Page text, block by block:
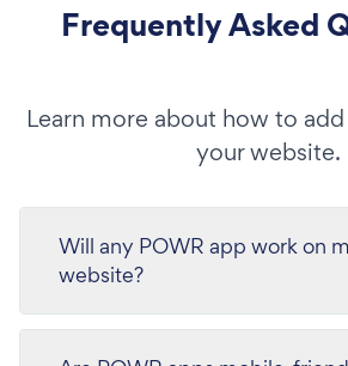
Frequently Asked
Learn more about how to
your website.
Will any POWR app work on
website?